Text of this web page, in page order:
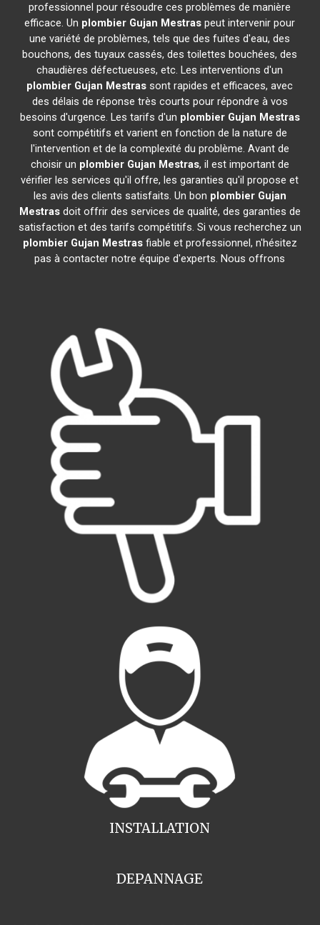
professionnel pour résoudre ces problèmes de manière
efficace. Un plombier Gujan Mestras peut intervenir pour
une variété de problèmes, tels que des fuites d'eau, des
bouchons, des tuyaux cassés, des toilettes bouchées, des
chaudières défectueuses, etc. Les interventions d'un
plombier Gujan Mestras sont rapides et efficaces, avec
des délais de réponse très courts pour répondre à vos
besoins d'urgence. Les tarifs d'un plombier Gujan Mestras
sont compétitifs et varient en fonction de la nature de
l'intervention et de la complexité du problème. Avant de
choisir un plombier Gujan Mestras, il est important de
vérifier les services qu'il offre, les garanties qu'il propose et
les avis des clients satisfaits. Un bon plombier Gujan
Mestrasdoit offrir des services de qualité, des garanties de
satisfaction et des tarifs compétitifs. Si vous recherchez un
plombier Gujan Mestrasfiable et professionnel, n'hésitez
pas à contacter notre équipe d'experts. Nous offrons
INSTALLATION
DEPANNAGE